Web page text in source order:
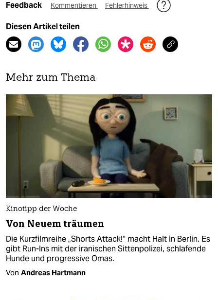
Feedback Kommentieren Fehlerhinweis
Diesen Artikel teilen
Mehr zum Thema
Kinotipp der Woche
Von Neuem träumen
Die Kurzfilmreihe „Shorts Attack!“ macht Halt in Berlin. Es
gibt Run-Ins mit der iranischen Sittenpolizei, schlafende
Hunde und progressive Omas.
Von Andreas Hartmann